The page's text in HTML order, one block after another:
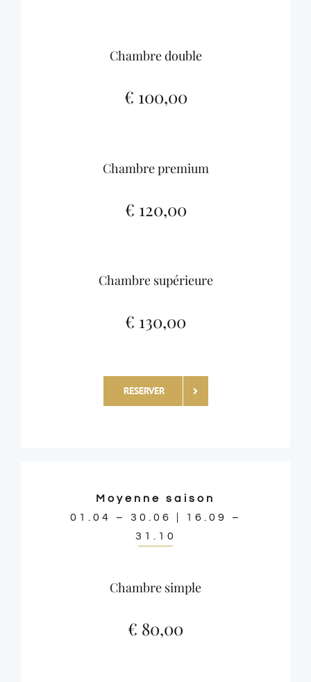
Chambre double
€ 100,00
Chambre premium
€ 120,00
Chambre supérieure
€ 130,00
RESERVER
Moyenne saison
01.04 – 30.06 | 16.09 –
31.10
Chambre simple
€ 80,00